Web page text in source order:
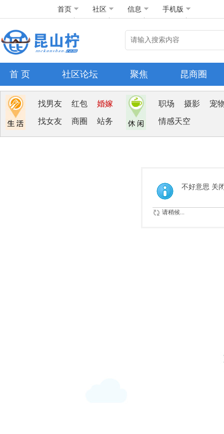
首页 社区 信息 手机版
首 页 社区论坛 聚焦 昆商圈
找男友 红包 婚嫁
找女友 商圈 站务
职场 摄影 宠
情感天空
不好意思 关
请稍候...